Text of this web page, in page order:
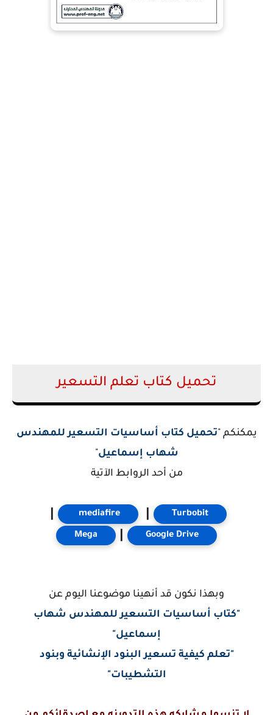
تحميل كتاب تعلم التسعير
يمكنكم "تحميل كتاب أساسيات التسعير للمهندس
شهاب إسماعيل"
من أحد الروابط الآتية
Turbobit
mediafire
Google Drive
Mega
وبهذا نكون قد أنهينا موضوعنا اليوم عن
"كتاب أساسيات التسعير للمهندس شهاب
إسماعيل"
"تعلم كيفية تسعير البنود الإنشائية وبنود
التشطيبات"